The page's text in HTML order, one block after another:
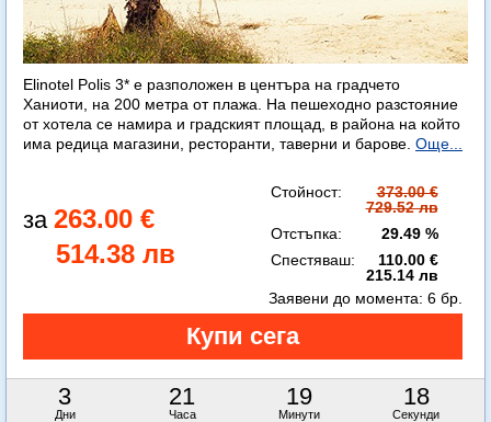
Elinotel Polis 3* е разположен в центъра на градчето
Ханиоти, на 200 метра от плажа. На пешеходно разстояние
от хотела се намира и градският площад, в района на който
има редица магазини, ресторанти, таверни и барове. Още...
263.00 €
514.38 лв
Стойност:
373.00 €
729.52 лв
Отстъпка:
29.49 %
Спестяваш:
110.00 €
215.14 лв
3
Дни
21
Часа
19
Минути
16
Секунди
Заявени до момента: 6 бр.